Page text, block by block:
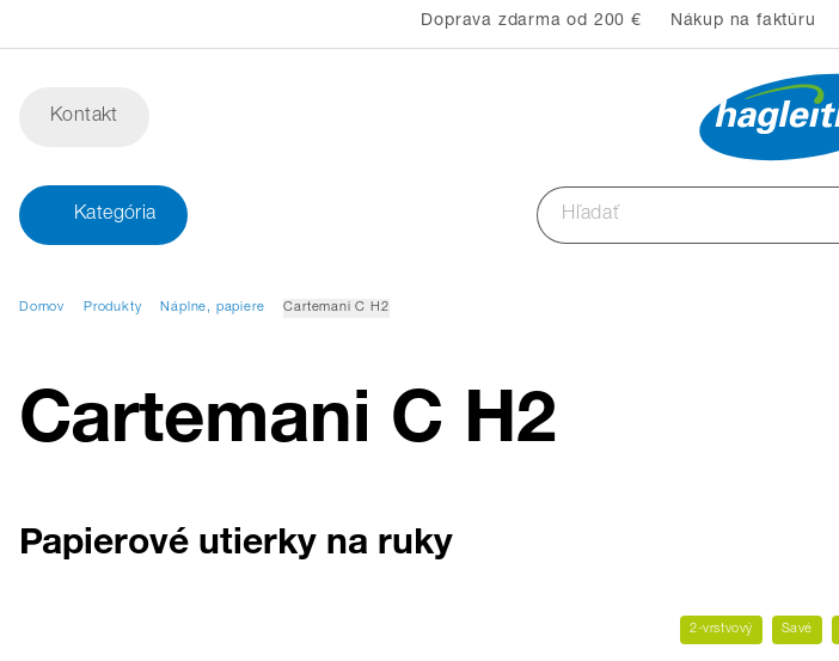
Doprava zdarma od 200 € Nákup na faktúru
Kontakt
Kategória
Domov Produkty Náplne, papiere Cartemani C H2
Cartemani C H2
Papierové utierky na ruky
2-vrstvový Savé